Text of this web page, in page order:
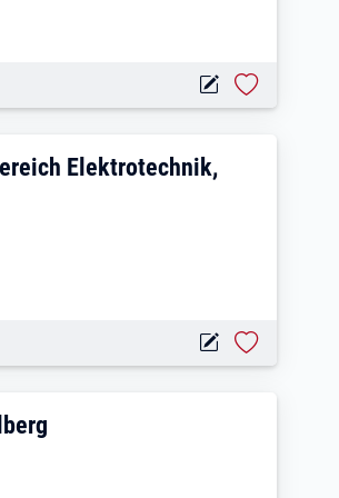
(m/w/d)
Elektrotechnik,
(w/m/d), Heidelberg